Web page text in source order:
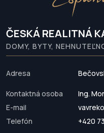
ČESKÁ REALITNÁ
DOMY, BYTY,
Adresa
Kontaktná osoba
Ing.
E-mail
Telefón
+420